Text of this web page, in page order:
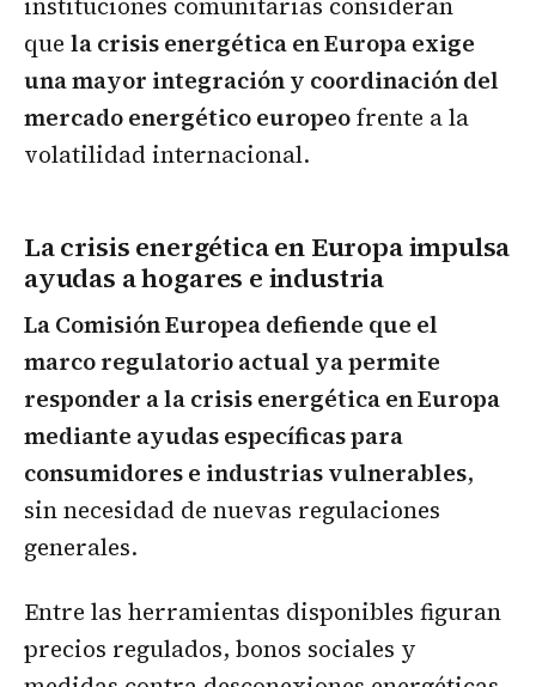
que la crisis energética en Europa exige
una mayor integración y coordinación del
mercado energético europeofrente a la
volatilidad internacional.
La crisis energética en Europa impulsa
ayudas a hogares e industria
La Comisión Europea defiende que el
marco regulatorio actual ya permite
responder a la crisis energética en Europa
mediante ayudas específicas para
consumidores e industrias vulnerables,
sin necesidad de nuevas regulaciones
generales.
Entre las herramientas disponibles figuran
precios regulados, bonos sociales y